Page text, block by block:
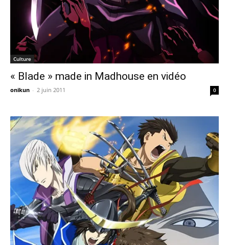
Culture
« Blade » made in Madhouse en vidéo
onikun - 2 juin 2011 0